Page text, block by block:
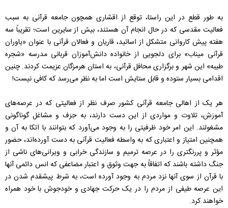
به طور قطع در این راستا، توقع از اقشاری همچون جامعه قرآنی به سبب
فعالیت مقدسی که در حال انجام آن هستند، بیش از سایرین است؛ تقریباً سه
هفته پیش کاروانی متشکل از اساتید، قاریان و فعالان قرآنی با عنوان «یاوران
قرآنی میناب» برای دلجویی از خانواده دانش‌آموزان قربانی مدرسه «شجره
طیبه» این شهر و برگزاری محافل قرآنی، به استان هرمزگان عزیمت کردند. چنین
اقدامی بسیار ستوده و قابل ستایش است اما به نظر می‌رسد که کافی نیست!
هر یک از اهالی جامعه قرآنی کشور صرف نظر از فعالیتی که در عرصه‌های
آموزش، تلاوت و مواردی از این دست دارند، به حِرَف و مشاغل گوناگونی
مشغولند. این امر خود ظرفیتی را به وجود می‌آورد که بتوانند با اتکا به آن و
همچنین امتیاز و اعتباری که به واسطه فعالیت قرآنی به دست آورده‌اند، حضور
مؤثر و پررنگتری را در عرصه ترمیم و سازندگی خرابی و ویرانی‌های ناشی از
جنگ داشته باشند که اتفاقاً به جهت وثوق و اعتبار مضاعفی که انس دائمی آنها
با قرآن از سوی آنها نزد مردم به وجود آورده است، به شرط پیشقدم شدن در
این عرصه طیفی از مردم را در یک حرکت جهادی و خودجوش با خود همراه
خواهند کرد.